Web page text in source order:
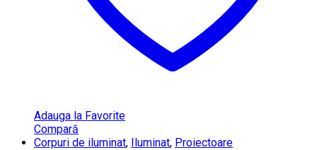
Adauga la Favorite
Compară
Corpuri de iluminat, Iluminat, Proiectoare